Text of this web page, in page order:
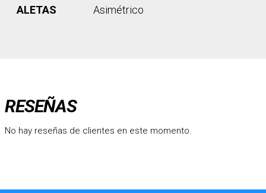
ALETAS Asimétrico
RESEÑAS
No hay reseñas de clientes en este momento.